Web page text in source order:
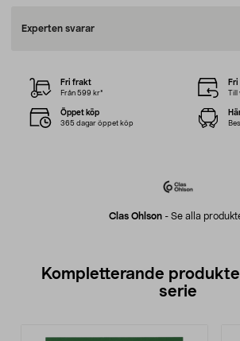
Experten svarar
Clas Ohlson - Se alla
Fri frakt
Från 599 kr* Till
Öppet köp
365 dagar öppet köp
Kompletterande
serie